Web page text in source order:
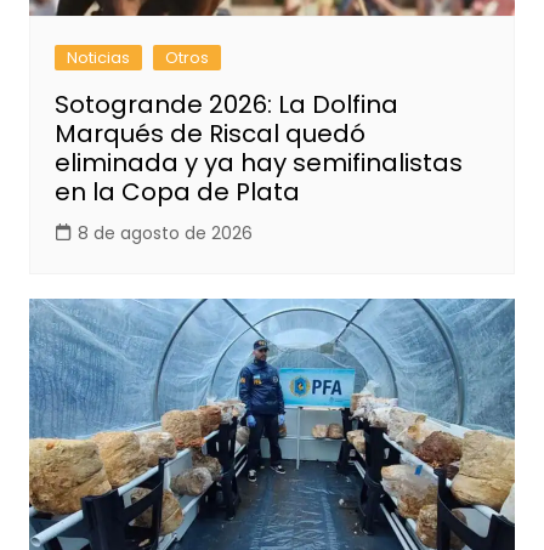
Noticias Otros
Sotogrande 2026: La Dolfina
Marqués de Riscal quedó
eliminada y ya hay semifinalistas
en la Copa de Plata
8 de agosto de 2026